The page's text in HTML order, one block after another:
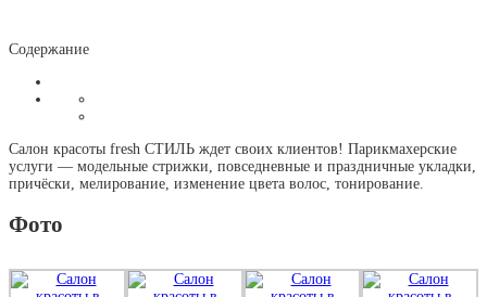
Содержание
Салон красоты fresh СТИЛЬ ждет своих клиентов! Парикмахерские
услуги — модельные стрижки, повседневные и праздничные укладки,
причёски, мелирование, изменение цвета волос, тонирование.
Фото